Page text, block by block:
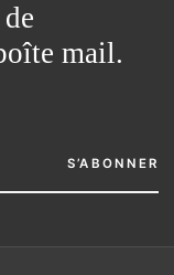
mail.
S’ABONNER